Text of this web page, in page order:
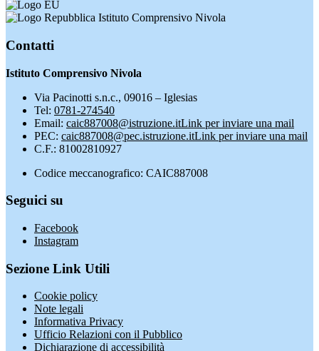
Istituto Comprensivo Nivola
Contatti
Istituto Comprensivo Nivola
Via Pacinotti s.n.c., 09016 – Iglesias
Tel: 0781-274540
Email: caic887008@istruzione.itLink per inviare una mail
PEC: caic887008@pec.istruzione.itLink per inviare una mail
C.F.: 81002810927
Codice meccanografico: CAIC887008
Seguici su
Facebook
Instagram
Sezione Link Utili
Cookie policy
Note legali
Informativa Privacy
Ufficio Relazioni con il Pubblico
Dichiarazione di accessibilità